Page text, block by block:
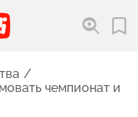
чемпионат и